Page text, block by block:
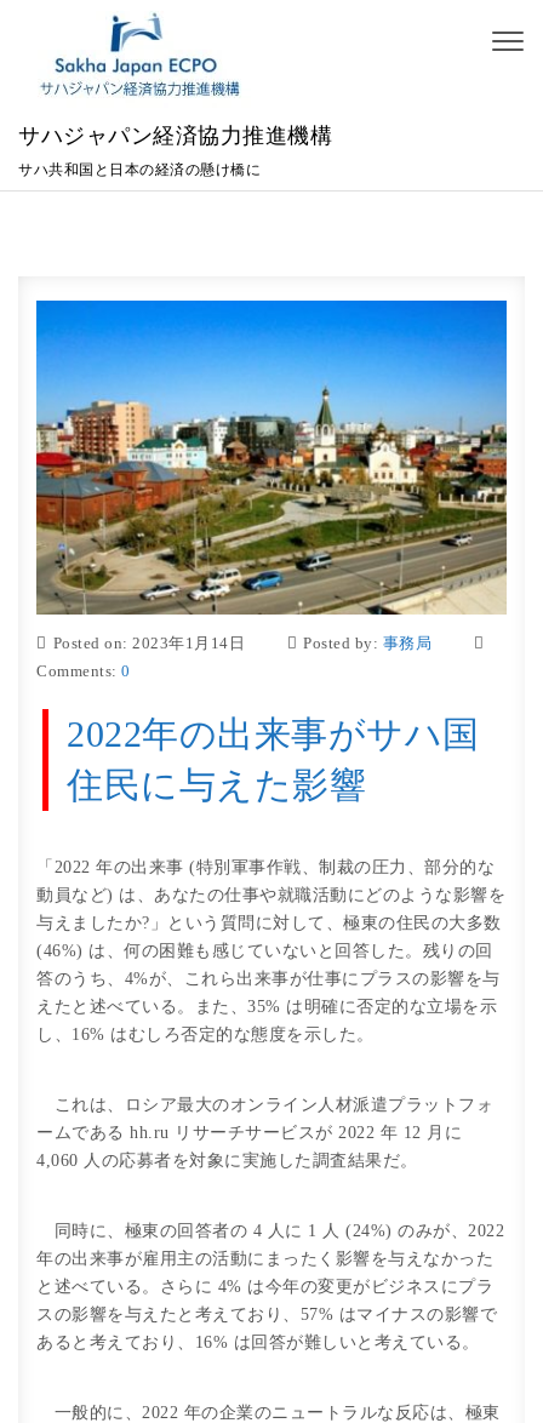
Skip to content
サハジャパン経済協力推進機構
サハ共和国と日本の経済の懸け橋に
Posted on: 2023年1月14日 Posted by: 事務局
Comments: 0
2022年の出来事がサハ国
住民に与えた影響
「2022 年の出来事 (特別軍事作戦、制裁の圧力、部分的な
動員など) は、あなたの仕事や就職活動にどのような影響を
与えましたか?」という質問に対して、極東の住民の大多数
(46%) は、何の困難も感じていないと回答した。残りの回
答のうち、4%が、これら出来事が仕事にプラスの影響を与
えたと述べている。また、35% は明確に否定的な立場を示
し、16% はむしろ否定的な態度を示した。
これは、ロシア最大のオンライン人材派遣プラットフォ
ームである hh.ru リサーチサービスが 2022 年 12 月に
4,060 人の応募者を対象に実施した調査結果だ。
同時に、極東の回答者の 4 人に 1 人 (24%) のみが、2022
年の出来事が雇用主の活動にまったく影響を与えなかった
と述べている。さらに 4% は今年の変更がビジネスにプラ
スの影響を与えたと考えており、57% はマイナスの影響で
あると考えており、16% は回答が難しいと考えている。
一般的に、2022 年の企業のニュートラルな反応は、極東